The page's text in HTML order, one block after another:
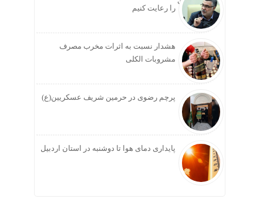
را رعایت کنیم
هشدار نسبت به اثرات مخرب مصرف
مشروبات الکلی
پرچم رضوی در حرمین شریف عسکریین(ع)
پایداری دمای هوا تا دوشنبه در استان اردبیل